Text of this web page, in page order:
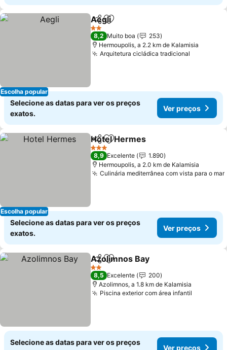
Escolha popular
PartilharAdicionar aos favoritos
Aegli
2 Estrelas
8,2 Muito boa
253
Hermoupolis, a 2.2 km de Kalamisia
Arquitetura cicládica tradicional
Selecione as datas para ver os preços
exatos.
Ver preços
Escolha popular
PartilharAdicionar aos favoritos
Hotel Hermes
3 Estrelas
8,9 Excelente
1.890
Hermoupolis, a 2.0 km de Kalamisia
Culinária mediterrânea com vista para o mar
Selecione as datas para ver os preços
exatos.
Ver preços
PartilharAdicionar aos favoritos
Azolimnos Bay
2 Estrelas
8,5 Excelente
200
Azolimnos, a 1.8 km de Kalamisia
Piscina exterior com área infantil
Selecione as datas para ver os preços
Ver preços